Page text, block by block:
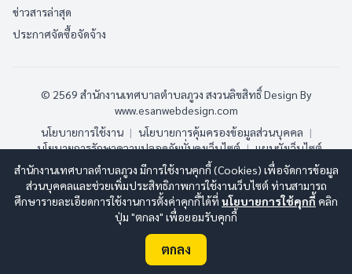
ข่าวสารล่าสุด
ประกาศจัดซื้อจัดจ้าง
© 2569 สำนักงานเทศบาลตำบลภูวง สงวนลิขสิทธิ์Design By
www.esanwebdesign.com
นโยบายการใช้งาน | นโยบายการคุ้มครองข้อมูลส่วนบุคคล |
นโยบายการรักษาความปลอดภัยมั่นคงเว็บไซต์ | แผนผังเว็บไซต์
ออนไลน์:3 ทั้งหมด:188 (ดูสถิติทั้งหมด)
สำนักงานเทศบาลตำบลภูวง มีการใช้งานคุกกี้ (Cookies) เพื่อจัดการข้อมูล
ส่วนบุคคลและช่วยเพิ่มประสิทธิภาพการใช้งานเว็บไซต์ ท่านสามารถ
ศึกษารายละเอียดการใช้งานการตั้งค่าคุกกี้ได้ที่ นโยบายการใช้คุกกี้ คลิก
ปุ่ม "ตกลง" เพื่อยอมรับคุกกี้
ตกลง